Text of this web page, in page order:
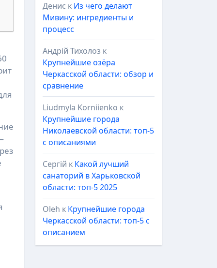
Денис к Из чего делают
Мивину: ингредиенты и
процесс
Андрій Тихолоз к
Крупнейшие озёра
Черкасской области: обзор и
сравнение
Liudmyla Korniienko к
Крупнейшие города
Николаевской области: топ-5
с описаниями
Сергій к Какой лучший
санаторий в Харьковской
области: топ-5 2025
Oleh к Крупнейшие города
Черкасской области: топ-5 с
описанием